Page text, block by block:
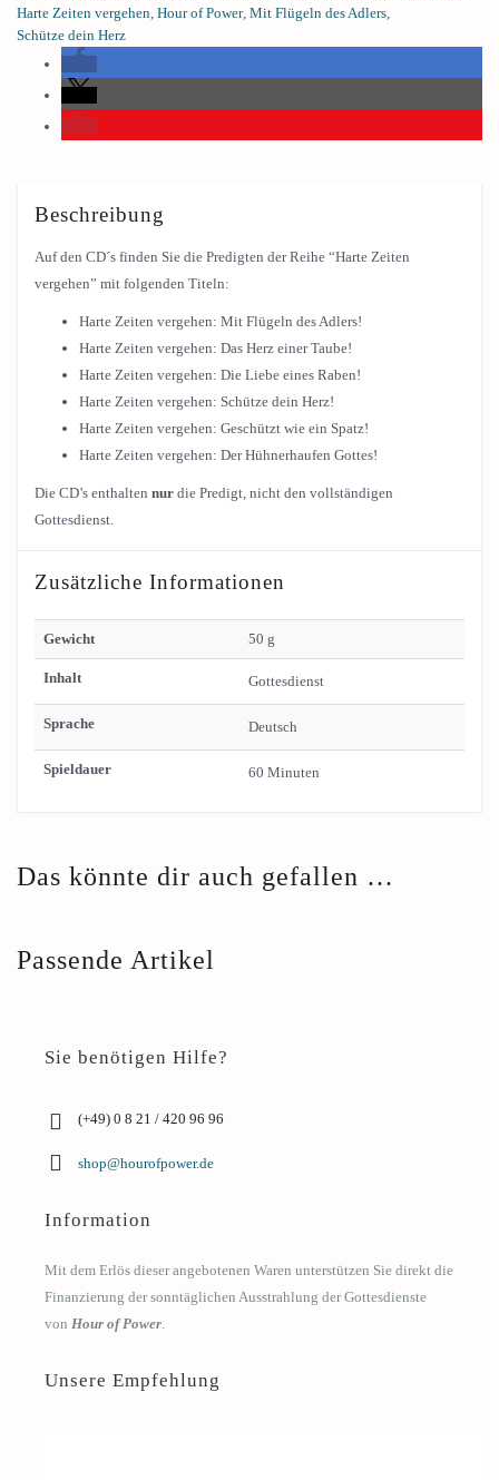
Harte Zeiten vergehen Hour of Power, Mit Flügeln des Adlers
Schütze dein Herz
Beschreibung
Auf den CD´s finden Sie die Predigten der Reihe “Harte Zeiten
vergehen” mit folgenden Titeln:
Harte Zeiten vergehen: Mit Flügeln des Adlers!
Harte Zeiten vergehen: Das Herz einer Taube!
Harte Zeiten vergehen: Die Liebe eines Raben!
Harte Zeiten vergehen: Schütze dein Herz!
Harte Zeiten vergehen: Geschützt wie ein Spatz!
Harte Zeiten vergehen: Der Hühnerhaufen Gottes!
Die CD’s enthalten nur die Predigt, nicht den vollständigen
Gottesdienst.
Zusätzliche Informationen
Gewicht 50 g
Inhalt Gottesdienst
Sprache Deutsch
Spieldauer 60 Minuten
Das könnte dir auch gefallen …
Passende Artikel
Sie benötigen Hilfe?
(+49) 0 8 21 / 420 96 96
shop@hourofpower.de
Information
Mit dem Erlös dieser angebotenen Waren unterstützen Sie direkt die
Finanzierung der sonntäglichen Ausstrahlung der Gottesdienste
von Hour of Power
Unsere Empfehlung